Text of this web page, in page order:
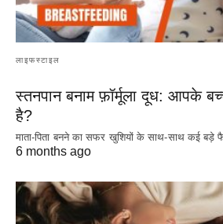
लाइफस्टाइल
स्तनपान बनाम फ़ॉर्मूला दूध: आपके
है?
माता-पिता बनने का सफर खुशियों के साथ-साथ कई बड़े
6 months ago